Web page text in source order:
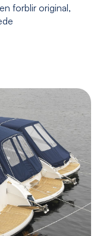
forblir original,